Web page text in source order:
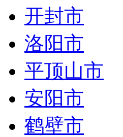
开封市
洛阳市
平顶山市
安阳市
鹤壁市